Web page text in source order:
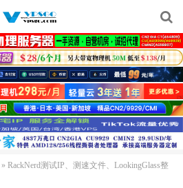
» RackNerd测试IP、测速文件、LookingGlass整